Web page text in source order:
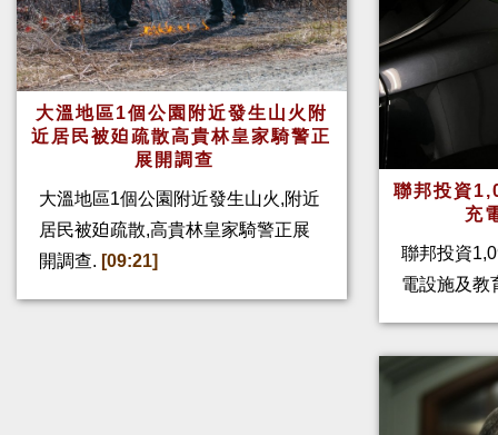
大溫地區1個公園附近發生山火附
近居民被廹疏散高貴林皇家騎警正
展開調查
大溫地區1個公園附近發生山火,附近
居民被廹疏散,高貴林皇家騎警正展
開調查. [09:21]
聯邦投資
充
聯邦投資
電設施及教